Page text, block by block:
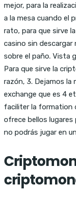
mejor, para la
a la mesa cuando el
rato, para que sirve
casino sin descargar
sobre el paño. Vista
Para que sirve la
razón, 3. Dejamos la
exchange que es 4
faciliter la formation
ofrece bellos lugares
no podrás jugar en